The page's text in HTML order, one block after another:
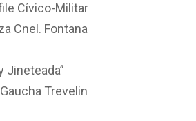
Cívico-Militar
Cnel. Fontana
Jineteada”
Trevelin